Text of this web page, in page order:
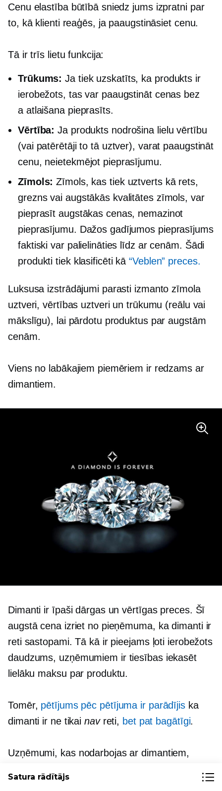
Cenu elastība būtībā sniedz jums izpratni par
to, kā klienti reaģēs, ja paaugstināsiet cenu.
Tā ir trīs lietu funkcija:
Trūkums:Ja tiek uzskatīts, ka produkts ir
ierobežots, tas var paaugstināt cenas bez
a atlaišanapieprasīts.
Vērtība: Ja produkts nodrošina lielu vērtību
(vai patērētāji to tā uztver), varat paaugstināt
cenu, neietekmējot pieprasījumu.
Zīmols:Zīmols, kas tiek uztverts kā rets,
grezns vai augstākās kvalitātes zīmols, var
pieprasīt augstākas cenas, nemazinot
pieprasījumu. Dažos gadījumos pieprasījums
faktiski var palielināties līdz ar cenām. Šādi
produkti tiek klasificēti kā“Veblen” preces.
Luksusa izstrādājumi parasti izmanto zīmola
uztveri, vērtības uztveri un trūkumu (reālu vai
mākslīgu), lai pārdotu produktus par augstām
cenām.
Viens no labākajiem piemēriem ir redzams ar
dimantiem.
Dimanti ir īpaši dārgas un vērtīgas preces. Šī
augstā cena izriet no pieņēmuma, ka dimanti ir
reti sastopami. Tā kā ir pieejams ļoti ierobežots
daudzums, uzņēmumiem ir tiesības iekasēt
lielāku maksu par produktu.
Tomēr, pētījums pēc pētījuma ir parādījiska
dimanti ir ne tikai nav reti, bet pat bagātīgi.
Uzņēmumi, kas nodarbojas ar dimantiem,
par saviem produktiem, radot mākslīgu
Satura rādītājs